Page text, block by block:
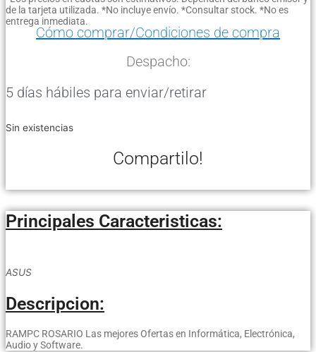
de la tarjeta utilizada. *No incluye envío. *Consultar stock. *No es
entrega inmediata.
Cómo comprar/Condiciones de compra
Despacho:
5 días hábiles para enviar/retirar
Sin existencias
Compartilo!
Principales Caracteristicas:
ASUS
Descripcion:
RAMPC ROSARIO Las mejores Ofertas en Informática, Electrónica,
Audio y Software.